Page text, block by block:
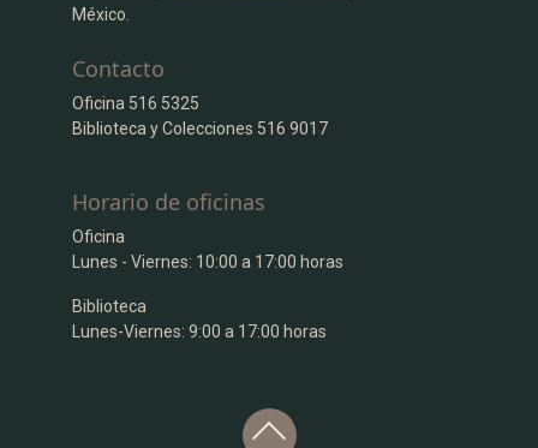
México.
Contacto
Oficina 516 5325
Biblioteca y Colecciones 516 9017
Horario de oficinas
Oficina
Lunes - Viernes: 10:00 a 17:00 horas
Biblioteca
Lunes-Viernes: 9:00 a 17:00 horas